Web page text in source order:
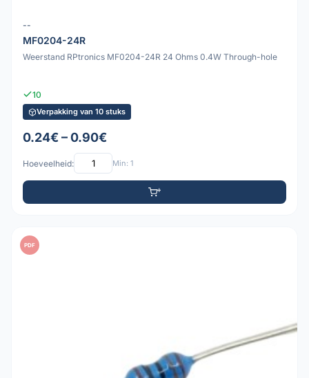
--
MF0204-24R
Weerstand RPtronics MF0204-24R 24 Ohms 0.4W Through-hole
10
Verpakking van 10 stuks
0.24€ – 0.90€
Hoeveelheid: Min: 1
PDF